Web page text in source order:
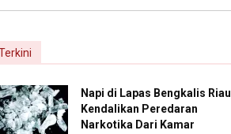
Napi di Lapas Bengkalis Riau
Kendalikan Peredaran
Narkotika Dari Kamar